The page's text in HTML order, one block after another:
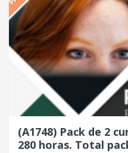
(A1748) Pack de 2
280 horas. Total